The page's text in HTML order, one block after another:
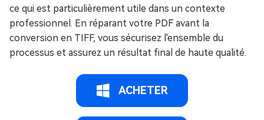
ce qui est particulièrement utile dans un contexte
professionnel. En réparant votre PDF avant la
conversion en TIFF, vous sécurisez l'ensemble du
processus et assurez un résultat final de haute qualité.
ACHETER